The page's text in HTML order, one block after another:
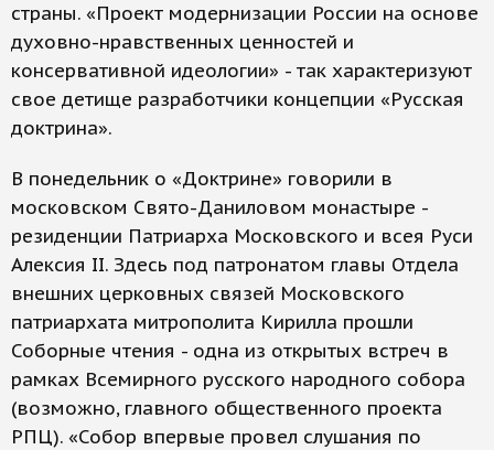
страны. «Проект модернизации России на основе
духовно-нравственных ценностей и
консервативной идеологии» - так характеризуют
свое детище разработчики концепции «Русская
доктрина».
В понедельник о «Доктрине» говорили в
московском Свято-Даниловом монастыре -
резиденции Патриарха Московского и всея Руси
Алексия II. Здесь под патронатом главы Отдела
внешних церковных связей Московского
патриархата митрополита Кирилла прошли
Соборные чтения - одна из открытых встреч в
рамках Всемирного русского народного собора
(возможно, главного общественного проекта
РПЦ). «Собор впервые провел слушания по